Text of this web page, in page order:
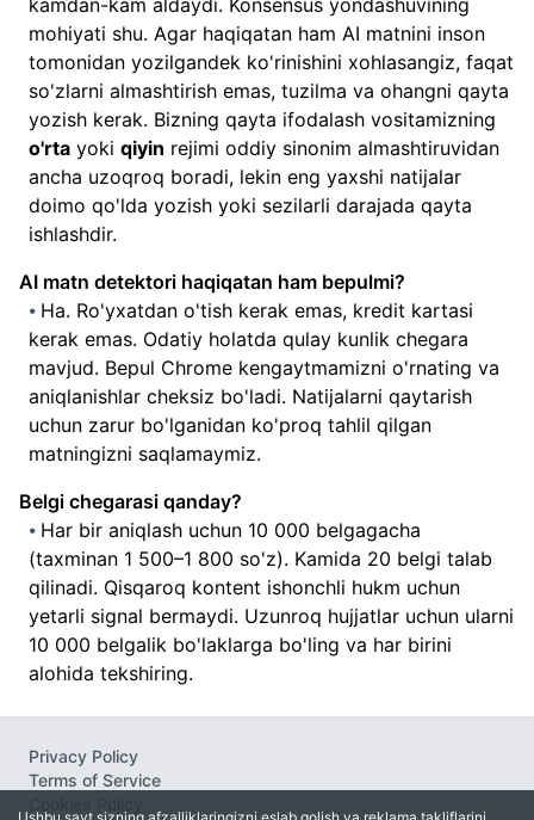
kamdan-kam aldaydi. Konsensus yondashuvining
mohiyati shu. Agar haqiqatan ham AI matnini inson
tomonidan yozilgandek ko'rinishini xohlasangiz, faqat
so'zlarni almashtirish emas, tuzilma va ohangni qayta
yozish kerak. Bizning qayta ifodalash vositamizning
o'rta yoki qiyin rejimi oddiy sinonim almashtiruvidan
ancha uzoqroq boradi, lekin eng yaxshi natijalar
doimo qo'lda yozish yoki sezilarli darajada qayta
ishlashdir.
AI matn detektori haqiqatan ham bepulmi?
Ha. Ro'yxatdan o'tish kerak emas, kredit kartasi
kerak emas. Odatiy holatda qulay kunlik chegara
mavjud. Bepul Chrome kengaytmamizni o'rnating va
aniqlanishlar cheksiz bo'ladi. Natijalarni qaytarish
uchun zarur bo'lganidan ko'proq tahlil qilgan
matningizni saqlamaymiz.
Belgi chegarasi qanday?
Har bir aniqlash uchun 10 000 belgagacha
(taxminan 1 500–1 800 so'z). Kamida 20 belgi talab
qilinadi. Qisqaroq kontent ishonchli hukm uchun
yetarli signal bermaydi. Uzunroq hujjatlar uchun ularni
10 000 belgalik bo'laklarga bo'ling va har birini
alohida tekshiring.
Privacy Policy
Terms of Service